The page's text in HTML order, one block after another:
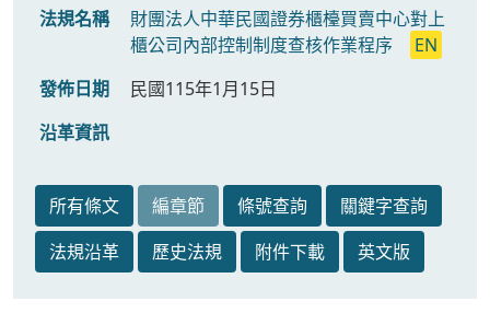
法規名稱
財團法人中華民國證券櫃檯買賣中心對上
櫃公司內部控制制度查核作業程序
EN
發佈日期
民國115年1月15日
沿革資訊
所有條文 編章節 條號查詢
關鍵字查詢
法規沿革
歷史法規 附件下載 英文版